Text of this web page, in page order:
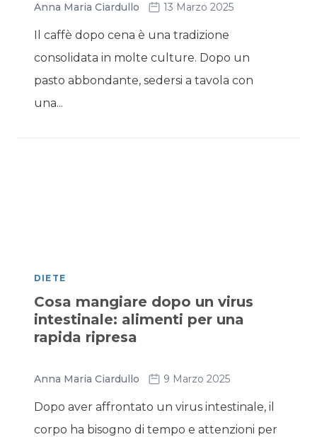
Anna Maria Ciardullo 13 Marzo 2025
Il caffè dopo cena è una tradizione
consolidata in molte culture. Dopo un
pasto abbondante, sedersi a tavola con
una...
DIETE
Cosa mangiare dopo un virus
intestinale: alimenti per una
rapida ripresa
Anna Maria Ciardullo 9 Marzo 2025
Dopo aver affrontato un virus intestinale, il
corpo ha bisogno di tempo e attenzioni per